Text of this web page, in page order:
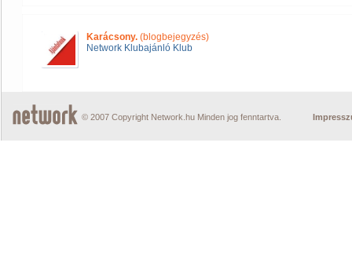
Karácsony. (blogbejegyzés)
Network Klubajánló Klub
© 2007 Copyright Network.hu Minden jog fenntartva.